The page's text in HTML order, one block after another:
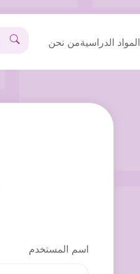
المواد الدراسيةمن نحن
اسم المستخدم